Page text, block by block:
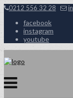
0212 556 32 28
facebook
instagram
youtube